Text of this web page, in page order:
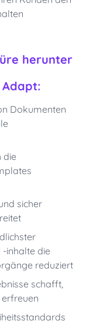
herunter
Dokumenten
die
sicher
inhalte die
reduziert
schafft,